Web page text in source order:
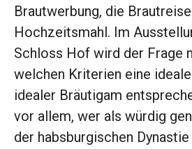
Brautwerbung, die
Hochzeitsmahl. Im
Schloss Hof wird der Frage
welchen Kriterien eine
idealer Bräutigam
vor allem, wer als würdig
der habsburgischen